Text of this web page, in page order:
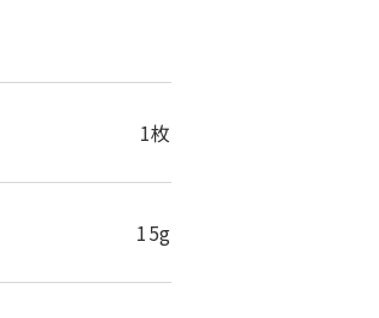
1枚
15g